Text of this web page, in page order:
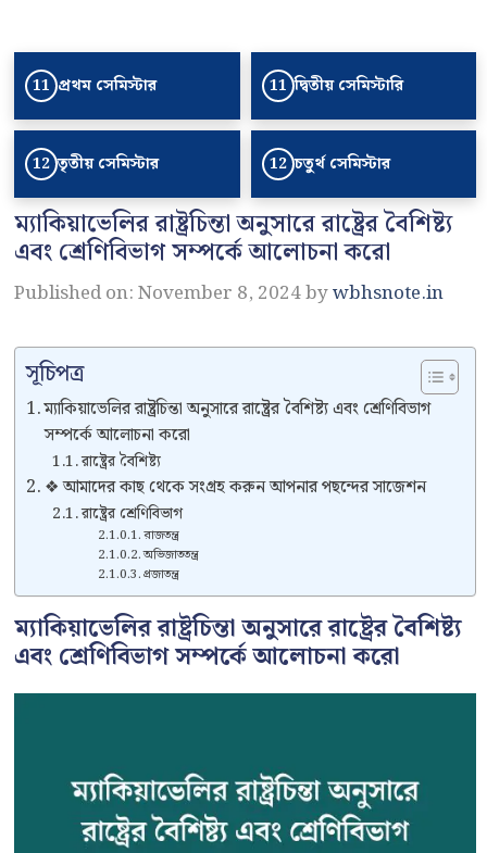
11 প্রথম সেমিস্টার 11 দ্বিতীয় সেমিস্টারি
12 তৃতীয় সেমিস্টার 12 চতুর্থ সেমিস্টার
ম্যাকিয়াভেলির রাষ্ট্রচিন্তা অনুসারে রাষ্ট্রের বৈশিষ্ট্য
এবং শ্রেণিবিভাগ সম্পর্কে আলোচনা করো
Published on: November 8, 2024bywbhsnote.in
সূচিপত্র
ম্যাকিয়াভেলির রাষ্ট্রচিন্তা অনুসারে রাষ্ট্রের বৈশিষ্ট্য এবং শ্রেণিবিভাগ
সম্পর্কে আলোচনা করো
রাষ্ট্রের বৈশিষ্ট্য
❖ আমাদের কাছ থেকে সংগ্রহ করুন আপনার পছন্দের সাজেশন
রাষ্ট্রের শ্রেণিবিভাগ
রাজতন্ত্র
অভিজাততন্ত্র
প্রজাতন্ত্র
ম্যাকিয়াভেলির রাষ্ট্রচিন্তা অনুসারে রাষ্ট্রের বৈশিষ্ট্য
এবং শ্রেণিবিভাগ সম্পর্কে আলোচনা করো